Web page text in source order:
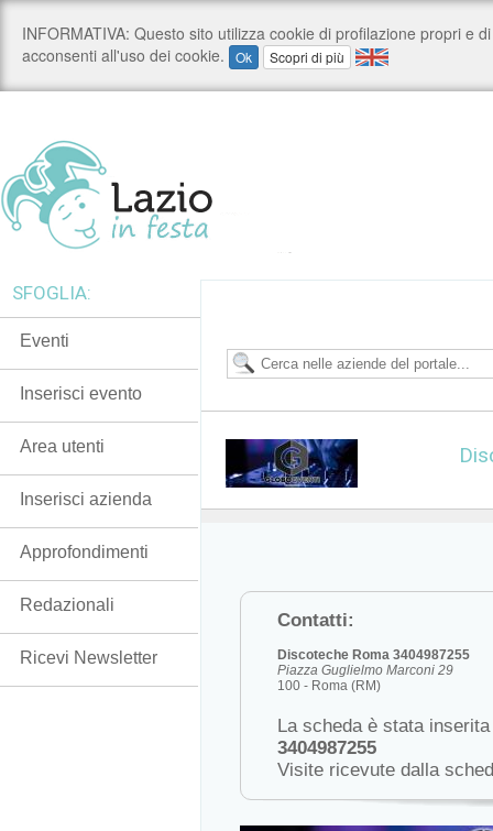
Contatti:
Discoteche Roma 3404987255
Piazza Guglielmo Marconi 29
100 - Roma (RM)
La scheda è stata
3404987255
Visite ricevute dalla
SFOGLIA:
Eventi
Inserisci evento
Area utenti
Inserisci azienda
Approfondimenti
Redazionali
Ricevi Newsletter